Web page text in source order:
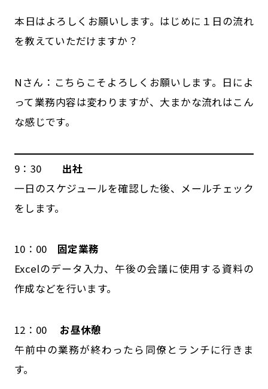
――本日はよろしくお願いします。はじめに１日の流れ
を教えていただけますか？
Nさん：こちらこそよろしくお願いします。日によ
って業務内容は変わりますが、大まかな流れはこん
な感じです。
9：30 出社
一日のスケジュールを確認した後、メールチェック
をします。
10：00 固定業務
Excelのデータ入力、午後の会議に使用する資料の
作成などを行います。
12：00 お昼休憩
午前中の業務が終わったら同僚とランチに行きま
す。